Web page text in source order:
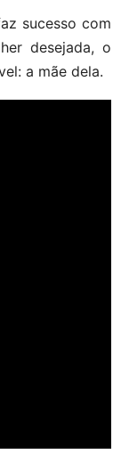
sucesso com
desejada, o
a mãe dela.